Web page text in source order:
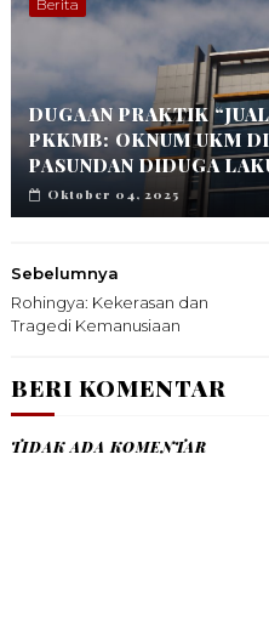
Berita
DUGAAN PRAKTIK
PKKMB: OKNUM UKM
PASUNDAN DIDUGA
Oktober 04, 2025
Sebelumnya
Rohingya: Kekerasan dan
Tragedi Kemanusiaan
BERI KOMENTAR
TIDAK ADA KOMENTAR